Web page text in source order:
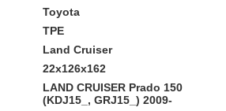
Toyota
TPE
Land Cruiser
22x126x162
LAND CRUISER Prado 150
(KDJ15_, GRJ15_) 2009-